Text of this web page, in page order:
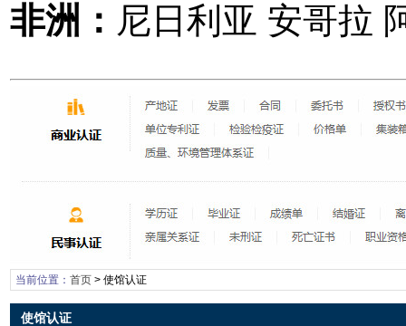
非洲： 尼日利亚 安哥拉
当前位置： 首页> 使馆认证
使馆认证